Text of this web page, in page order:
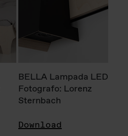
BELLA Lampada LED
Fotografo: Lorenz
Sternbach
Download